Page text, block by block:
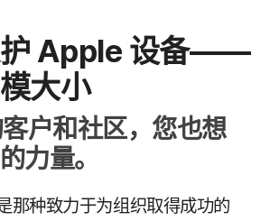
Apple 设备​——​
大​小
户​和​社区，​您​也​想​
的​力量。
那​种​致力​于​为​组织​取得​成功​的​